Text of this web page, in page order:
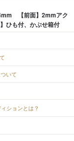
【前面】2mmアク
ひも付、かぶせ箱付
いて
ションとは？